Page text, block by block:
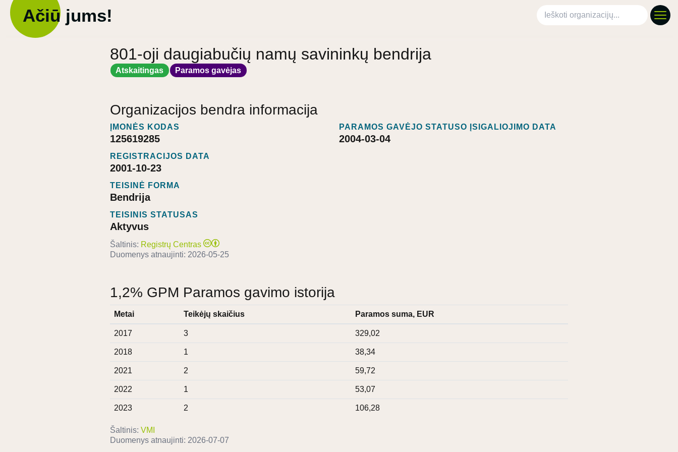
Ačiū jums! Ieškoti organizacijų
801-oji daugiabučių namų savininkų bendrija
Atskaitingas Paramos gavėjas
Organizacijos bendra informacija
ĮMONĖS KODAS
125619285
REGISTRACIJOS DATA
2001-10-23
TEISINĖ FORMA
Bendrija
TEISINIS STATUSAS
Aktyvus
PARAMOS GAVĖJO STATUSO ĮSIGALIOJIMO DATA
2004-03-04
Šaltinis: Registrų Centras
Duomenys atnaujinti: 2026-05-25
1,2% GPM Paramos gavimo istorija
Metai Teikėjų skaičius Paramos suma, EUR
2017 3 329,02
2018 1 38,34
2021 2 59,72
2022 1 53,07
2023 2 106,28
Šaltinis: VMI
Duomenys atnaujinti: 2026-07-07